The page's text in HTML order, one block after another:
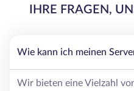
IHRE FRAGEN,
Wie kann ich meinen
Wir bieten eine Vielzahl